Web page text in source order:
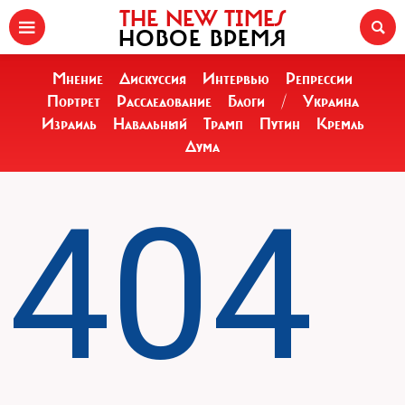
THE NEW TIMES
НОВОЕ ВРЕМЯ
Мнение Дискуссия Интервью
Репрессии
Портрет
Расследование Блоги /
Украина
Израиль
Навальный Трамп Путин
Кремль
Дума
404